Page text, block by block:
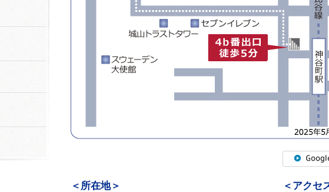
＜所在地＞ ＜アクセ